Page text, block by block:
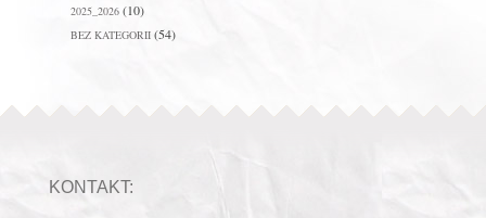
2025_2026(10)
BEZ KATEGORII(54)
KONTAKT: